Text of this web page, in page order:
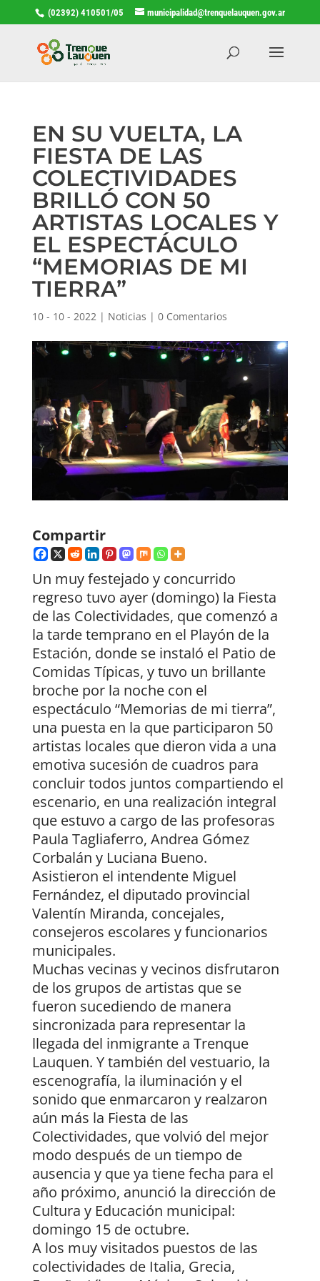
(02392) 410501/05 municipalidad@trenquelauquen.gov.ar
EN SU VUELTA, LA
FIESTA DE LAS
COLECTIVIDADES
BRILLÓ CON 50
ARTISTAS LOCALES Y
EL ESPECTÁCULO
“MEMORIAS DE MI
TIERRA”
10 - 10 - 2022 | Noticias | 0 Comentarios
Compartir
Un muy festejado y concurrido
regreso tuvo ayer (domingo) la Fiesta
de las Colectividades, que comenzó a
la tarde temprano en el Playón de la
Estación, donde se instaló el Patio de
Comidas Típicas, y tuvo un brillante
broche por la noche con el
espectáculo “Memorias de mi tierra”,
una puesta en la que participaron 50
artistas locales que dieron vida a una
emotiva sucesión de cuadros para
concluir todos juntos compartiendo el
escenario, en una realización integral
que estuvo a cargo de las profesoras
Paula Tagliaferro, Andrea Gómez
Corbalán y Luciana Bueno.
Asistieron el intendente Miguel
Fernández, el diputado provincial
Valentín Miranda, concejales,
consejeros escolares y funcionarios
municipales.
Muchas vecinas y vecinos disfrutaron
de los grupos de artistas que se
fueron sucediendo de manera
sincronizada para representar la
llegada del inmigrante a Trenque
Lauquen. Y también del vestuario, la
escenografía, la iluminación y el
sonido que enmarcaron y realzaron
aún más la Fiesta de las
Colectividades, que volvió del mejor
modo después de un tiempo de
ausencia y que ya tiene fecha para el
año próximo, anunció la dirección de
Cultura y Educación municipal:
domingo 15 de octubre.
A los muy visitados puestos de las
colectividades de Italia, Grecia,